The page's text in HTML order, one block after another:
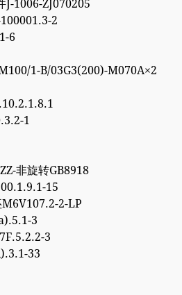
J-1006-ZJ070205
2
6
1-B/03G3(200)-M070A×2
1
非旋转GB8918
15
2-LP
3
3
33